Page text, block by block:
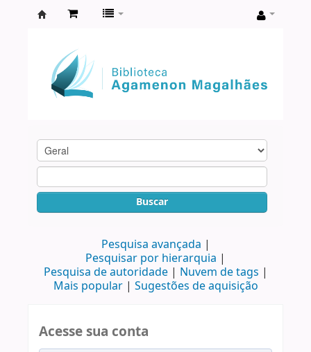
Agamenon
Magalhães
Buscar
Pesquisa avançada
Pesquisar por hierarquia
Pesquisa de autoridade
Nuvem de tags
Mais popular
Sugestões de aquisição
Acesse sua conta